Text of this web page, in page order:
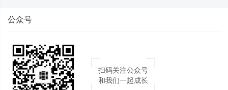
公众号
扫码关注公众号
和我们一起成长